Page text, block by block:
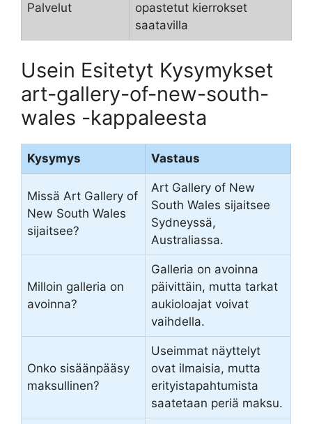
Palvelut
opastetut kierrokset
saatavilla
Usein Esitetyt Kysymykset
art-gallery-of-new-south-
wales -kappaleesta
Kysymys Vastaus
Missä Art Gallery of
New South Wales
sijaitsee?
Art Gallery of New
South Wales sijaitsee
Sydneyssä,
Australiassa.
Milloin galleria on
avoinna?
Galleria on avoinna
päivittäin, mutta tarkat
aukioloajat voivat
vaihdella.
Onko sisäänpääsy
maksullinen?
Useimmat näyttelyt
ovat ilmaisia, mutta
erityistapahtumista
saatetaan periä maksu.